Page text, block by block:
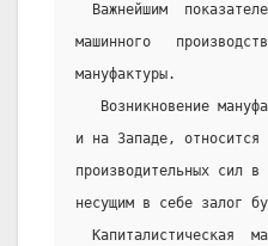
Важнейшим
машинного
мануфактуры.
Возникновение
и на Западе, относится
производительных сил
несущим в себе залог
Капиталистическая